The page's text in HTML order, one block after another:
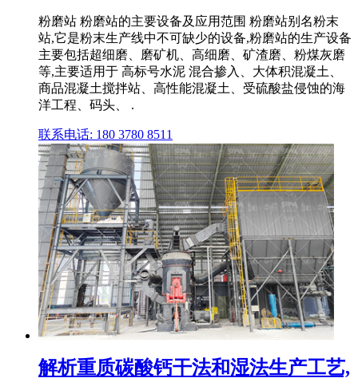
粉磨站 粉磨站的主要设备及应用范围 粉磨站别名粉末
站,它是粉末生产线中不可缺少的设备,粉磨站的生产设备
主要包括超细磨、磨矿机、高细磨、矿渣磨、粉煤灰磨
等,主要适用于 高标号水泥 混合掺入、大体积混凝土、
商品混凝土搅拌站、高性能混凝土、受硫酸盐侵蚀的海
洋工程、码头、 .
联系电话: 180 3780 8511
解析重质碳酸钙干法和湿法生产工艺,